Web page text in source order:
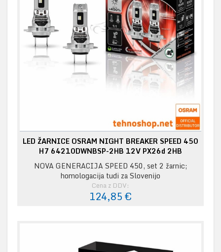
LED ŽARNICE OSRAM NIGHT BREAKER SPEED 450
H7 64210DWNBSP-2HB 12V PX26d 2HB
NOVA GENERACIJA SPEED 450, set 2 žarnic;
homologacija tudi za Slovenijo
Cena z DDV:
124,85 €